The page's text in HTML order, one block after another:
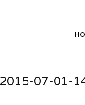
2015-07-01-